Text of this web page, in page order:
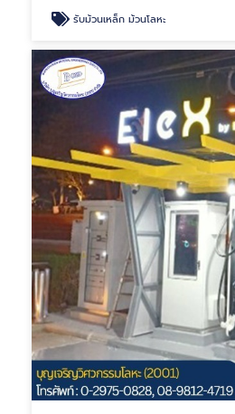
รับม้วนเหล็ก ม้วนโลหะ